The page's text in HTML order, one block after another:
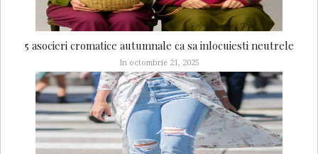
5 asocieri cromatice autumnale ca sa inlocuiesti neutrele
In octombrie 21, 2025